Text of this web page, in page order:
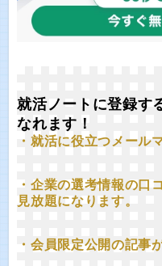
就活ノートに登録す
なれます！
・就活に役立つメール
・企業の選考情報の口
見放題になります。
・会員限定公開の記事